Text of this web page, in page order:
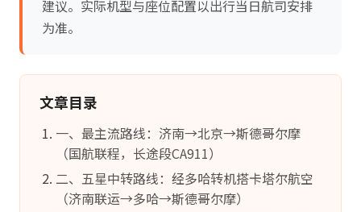
建议。实际机型与座位配置以出行当日航司安排
为准。
文章目录
一、最主流路线：济南→北京→斯德哥尔摩
（国航联程，长途段CA911）
二、五星中转路线：经多哈转机搭卡塔尔航空
（济南联运→多哈→斯德哥尔摩）